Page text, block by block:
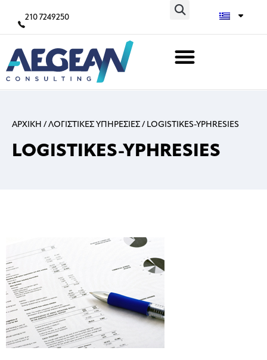
210 7249250
ΑΡΧΙΚΗ / ΛΟΓΙΣΤΙΚΕΣ ΥΠΗΡΕΣΙΕΣ / LOGISTIKES-YPHRESIES
LOGISTIKES-YPHRESIES